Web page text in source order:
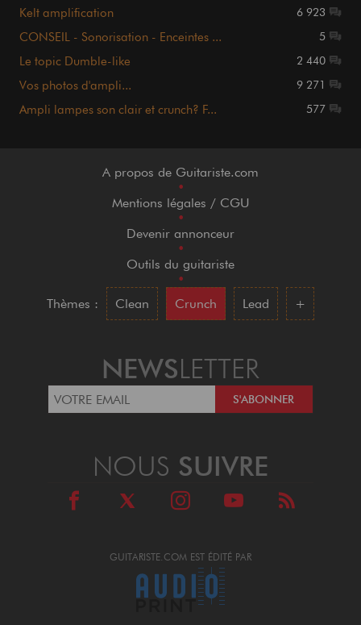
Kelt amplification 6 923
CONSEIL - Sonorisation - Enceintes ... 5
Le topic Dumble-like 2 440
Vos photos d'ampli... 9 271
Ampli lampes son clair et crunch? F... 577
A propos de Guitariste.com
•
Mentions légales / CGU
•
Devenir annonceur
•
Outils du guitariste
•
Thèmes :
Clean Crunch Lead +
NEWSLETTER
GUITARISTE.COM EST ÉDITÉ PAR
NOUS SUIVRE